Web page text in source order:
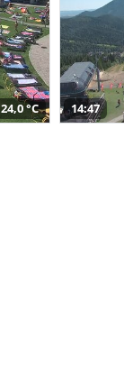
24,0 °C 14:47